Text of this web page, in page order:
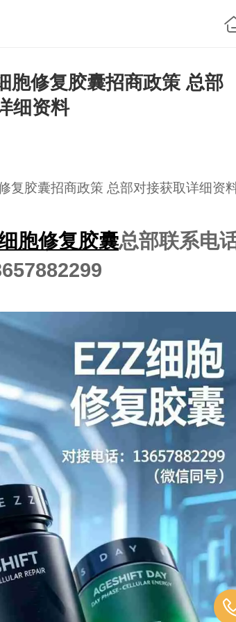
胞修复胶囊招商政策 总部
细资料
复胶囊招商政策 总部对接获取详细资
胞修复胶囊总部联系电